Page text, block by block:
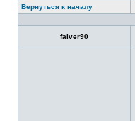
Вернуться к началу
faiver90